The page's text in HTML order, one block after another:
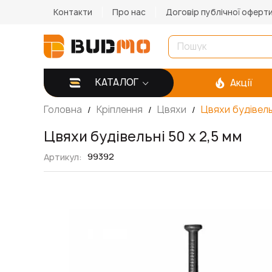
Контакти Про нас Договір публічної оферти
КАТАЛОГ Акції
Головна Кріплення Цвяхи Цвяхи
Цвяхи будівельні 50 х 2,5 мм
Артикул 99392